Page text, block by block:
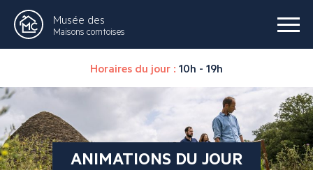
Musée des
Maisons comtoises
Horaires du jour : 10h - 19h
ANIMATIONS DU JOUR